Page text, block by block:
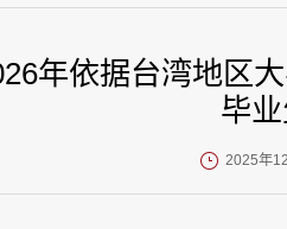
年依据台湾地区
毕
2025年